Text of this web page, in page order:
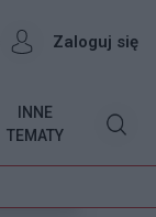
Zaloguj się
INNE
TEMATY